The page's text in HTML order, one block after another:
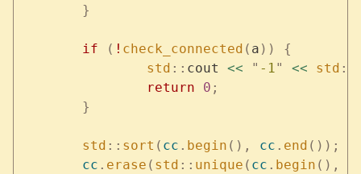
	}
	if
( ! check_connected ( a ))
{
		std
:: cout << " -1" << std ::
		return
0 ;
	}
	std
:: sort ( cc . begin (), cc . end ());
	cc
. erase ( std :: unique ( cc . begin (),